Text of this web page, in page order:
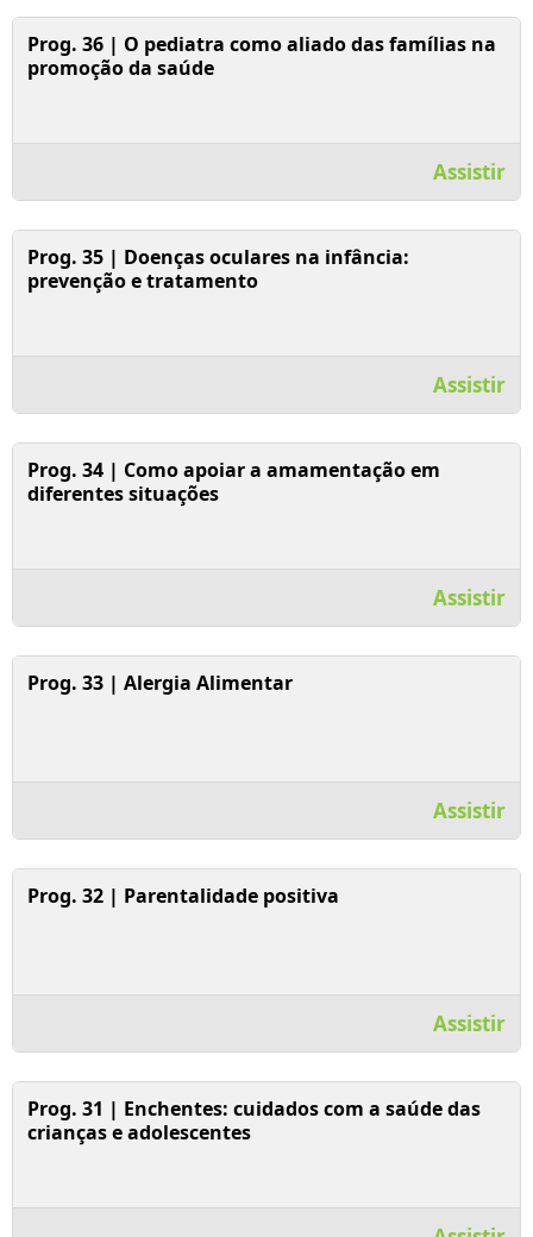
Prog. 36 | O pediatra como aliado das famílias na
promoção da saúde
Assistir
Prog. 35 | Doenças oculares na infância:
prevenção e tratamento
Assistir
Prog. 34 | Como apoiar a amamentação em
diferentes situações
Assistir
Prog. 33 | Alergia Alimentar
Assistir
Prog. 32 | Parentalidade positiva
Assistir
Prog. 31 | Enchentes: cuidados com a saúde das
crianças e adolescentes